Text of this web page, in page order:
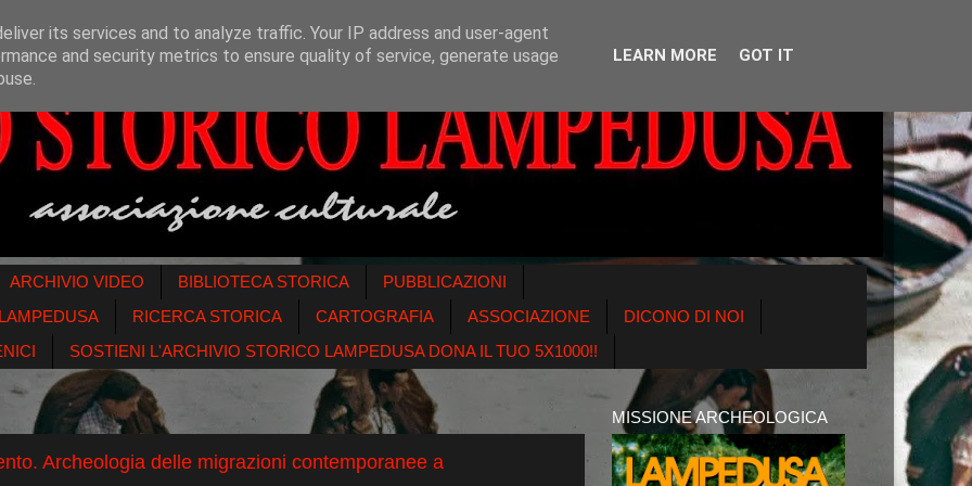
ARCHIVIO VIDEO BIBLIOTECA STORICA
PUBBLICAZIONI
RICERCA STORICA CARTOGRAFIA ASSOCIAZIONE
DICONO DI NOI
SOSTIENI L'ARCHIVIO STORICO LAMPEDUSA DONA IL TUO 5X1000!!
Archeologia delle migrazioni contemporanee a
MISSIONE ARCHEOLOGICA
its services and to analyze traffic. Your IP address and user-agent
and security metrics to ensure quality of service, generate usage
LEARN MORE GOT IT